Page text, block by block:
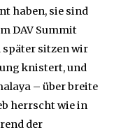
haben, sie sind
DAV Summit
später sitzen wir
knistert, und
– über breite
herrscht wie in
der